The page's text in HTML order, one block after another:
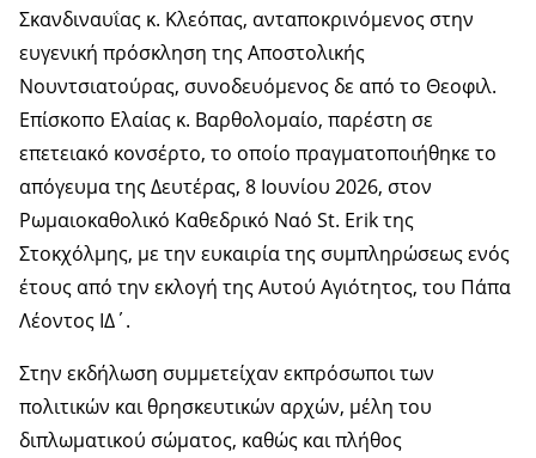
Σκανδιναυΐας κ. Κλεόπας, ανταποκρινόμενος στην
ευγενική πρόσκληση της Αποστολικής
Νουντσιατούρας, συνοδευόμενος δε από το Θεοφιλ.
Επίσκοπο Ελαίας κ. Βαρθολομαίο, παρέστη σε
επετειακό κονσέρτο, το οποίο πραγματοποιήθηκε το
απόγευμα της Δευτέρας, 8 Ιουνίου 2026, στον
Ρωμαιοκαθολικό Καθεδρικό Ναό St. Erik της
Στοκχόλμης, με την ευκαιρία της συμπληρώσεως ενός
έτους από την εκλογή της Αυτού Αγιότητος, του Πάπα
Λέοντος ΙΔ΄.
Στην εκδήλωση συμμετείχαν εκπρόσωποι των
πολιτικών και θρησκευτικών αρχών, μέλη του
διπλωματικού σώματος, καθώς και πλήθος